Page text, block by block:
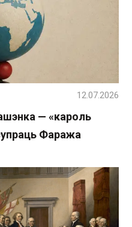
— «кароль
Фаража
12.07.2026